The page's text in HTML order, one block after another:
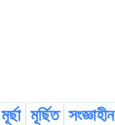
মূৰ্ছা মূৰ্ছিত সংজ্ঞাহীন